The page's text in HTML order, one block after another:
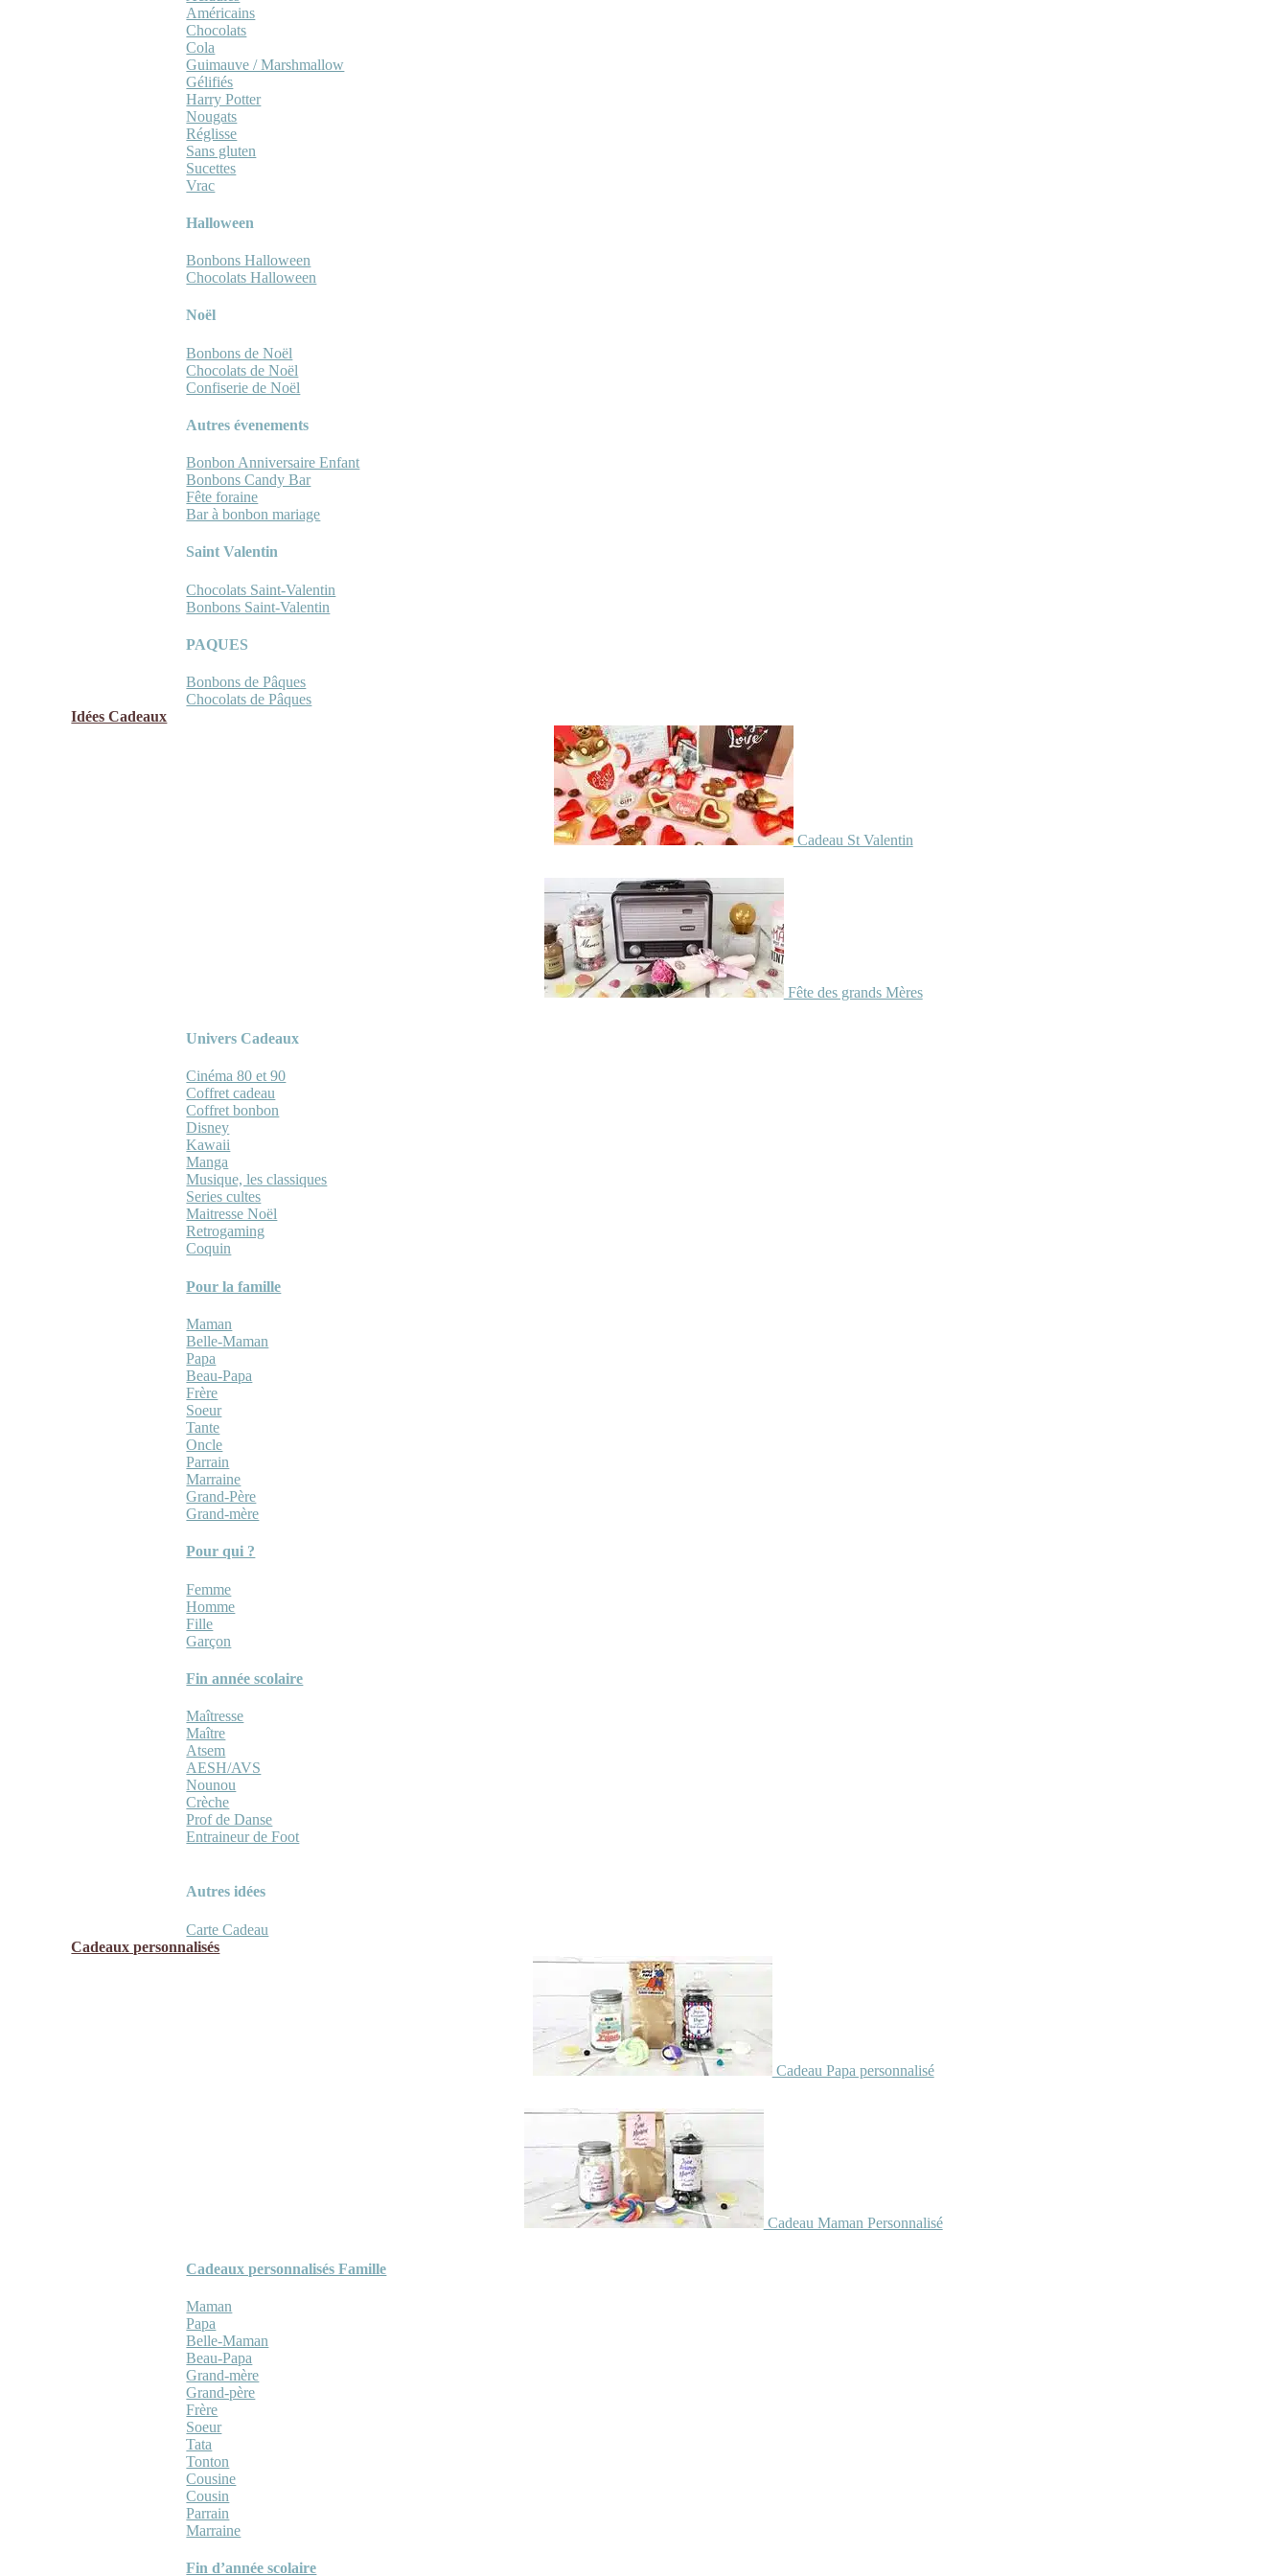
Américains
Chocolats
Cola
Guimauve / Marshmallow
Gélifiés
Harry Potter
Nougats
Réglisse
Sans gluten
Sucettes
Vrac
Halloween
Bonbons Halloween
Chocolats Halloween
Noël
Bonbons de Noël
Chocolats de Noël
Confiserie de Noël
Autres évenements
Bonbon Anniversaire Enfant
Bonbons Candy Bar
Fête foraine
Bar à bonbon mariage
Saint Valentin
Chocolats Saint-Valentin
Bonbons Saint-Valentin
PAQUES
Bonbons de Pâques
Chocolats de Pâques
Idées Cadeaux
Cadeau St Valentin
Fête des grands Mères
Univers Cadeaux
Cinéma 80 et 90
Coffret cadeau
Coffret bonbon
Disney
Kawaii
Manga
Musique, les classiques
Series cultes
Maitresse Noël
Retrogaming
Coquin
Pour la famille
Maman
Belle-Maman
Papa
Beau-Papa
Frère
Soeur
Tante
Oncle
Parrain
Marraine
Grand-Père
Grand-mère
Pour qui ?
Femme
Homme
Fille
Garçon
Fin année scolaire
Maîtresse
Maître
Atsem
AESH/AVS
Nounou
Crèche
Prof de Danse
Entraineur de Foot
Autres idées
Carte Cadeau
Cadeaux personnalisés
Cadeau Papa personnalisé
Cadeau Maman Personnalisé
Cadeaux personnalisés Famille
Maman
Papa
Belle-Maman
Beau-Papa
Grand-mère
Grand-père
Frère
Soeur
Tata
Tonton
Cousine
Cousin
Parrain
Marraine
Fin d’année scolaire